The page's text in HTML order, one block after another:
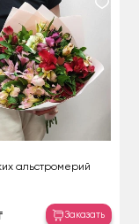
альстромерий
Заказать